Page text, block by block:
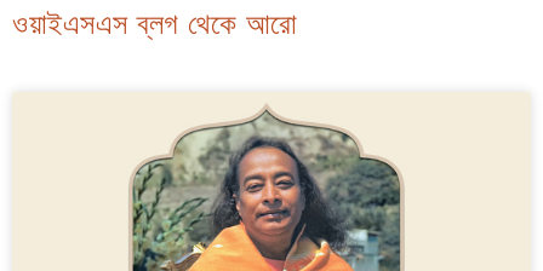
ওয়াইএসএস ব্লগ থেকে আরো